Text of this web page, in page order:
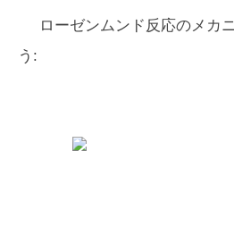
ローゼンムンド反応のメカ
う: